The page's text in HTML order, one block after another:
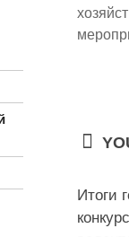
Итоги